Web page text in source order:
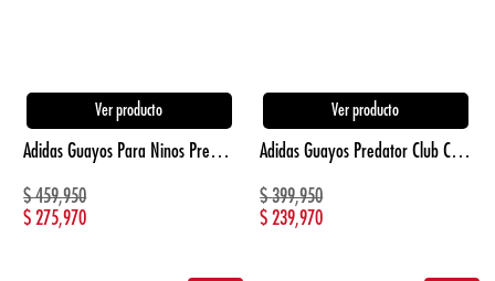
Ver producto
Adidas Guayos Para Ninos Predator League Con Le blanco de niño para futbol
$459,950
$275,970
Ver producto
Adidas Guayos Predator Club Con Calcetin Para T naranja de hombre para futbol
$399,950
$239,970